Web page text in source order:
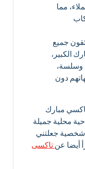
مما
جميع
الكبير،
وسلسة،
دون
مبارك
محلية جميلة
شخصية جعلتني
أيضا عنتاكسى